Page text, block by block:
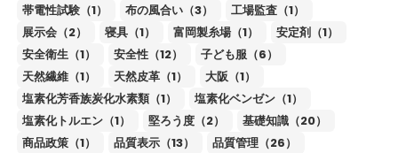
帯電性試験（1）
布の風合い（3）
工場監査（1）
展示会（2）
寝具（1） 富岡製糸場（1）
安定剤（1）
安全衛生（1）
安全性（12）
子ども服（6）
天然繊維（1）
天然皮革（1）
大阪（1）
塩素化芳香族炭化水素類（1）
塩素化ベンゼン（1）
塩素化トルエン（1）
堅ろう度（2）
基礎知識（20）
商品政策（1）
品質表示（13）
品質管理（26）